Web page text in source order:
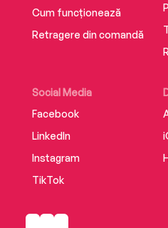
Cum funcționează
Retragere din comandă
Social Media
Facebook
LinkedIn
Instagram
TikTok